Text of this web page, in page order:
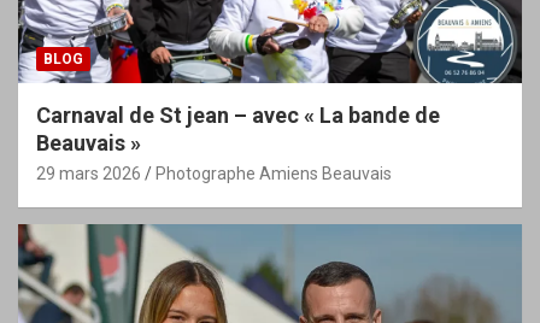
BLOG
Carnaval de St jean – avec « La bande de
Beauvais »
29 mars 2026 Photographe Amiens Beauvais